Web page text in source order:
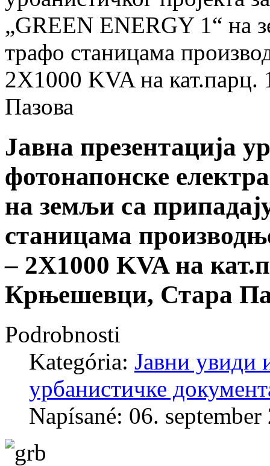
„GREEN ENERGY 1“ на
трафо станицама
2X1000 KVA на
Пазова
Јавна презентација
фотонапонске
на земљи са
станицама
– 2X1000 KVA на
Крњешевци, Стара
Podrobnosti
Kategória: Јавни увиди
урбанистичке
Napísané: 06. september